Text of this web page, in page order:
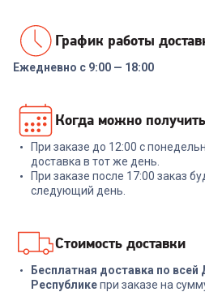
Реле напряжения Rucelf
SRW-16A 3кВА
+ 47 бонусов
1 599₽
График работы
Ежедневно с 9:00 — 18:00
Когда можно
При заказе до 12:00 с
доставка в тот же день.
При заказе после 17:00 заказ
следующий день.
Стоимость доставки
Бесплатная доставка по
Республикепри заказе на